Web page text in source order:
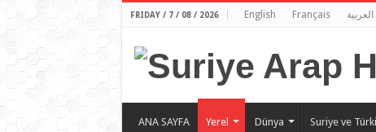
FRIDAY / 7 / 08 / 2026 English Français العربية
ANA SAYFA Yerel Dünya Suriye ve